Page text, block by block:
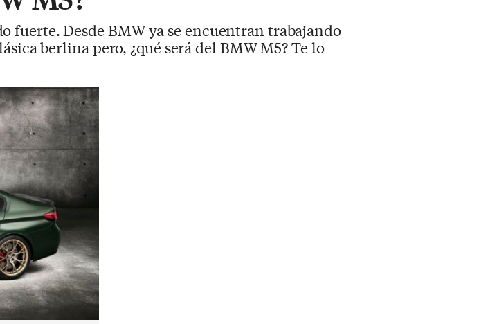
fuerte. Desde BMW ya se encuentran trabajando
berlina pero, ¿qué será del BMW M5? Te lo